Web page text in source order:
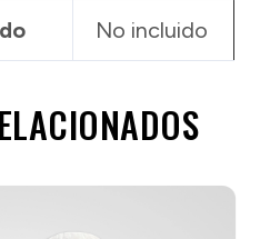
No incluido